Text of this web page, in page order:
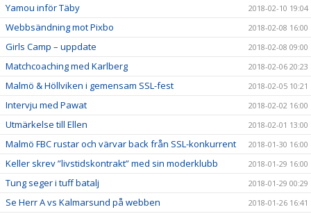
Yamou inför Täby 2018-02-10 19:04
Webbsändning mot Pixbo 2018-02-08 16:00
Girls Camp – uppdate 2018-02-08 09:00
Matchcoaching med Karlberg 2018-02-06 20:23
Malmö & Höllviken i gemensam SSL-fest 2018-02-05 10:21
Intervju med Pawat 2018-02-02 16:00
Utmärkelse till Ellen 2018-02-01 13:00
Malmö FBC rustar och värvar back från SSL-konkurrent 2018-01-30 16:00
Keller skrev ”livstidskontrakt” med sin moderklubb 2018-01-29 16:00
Tung seger i tuff batalj 2018-01-29 00:29
Se Herr A vs Kalmarsund på webben 2018-01-26 16:41